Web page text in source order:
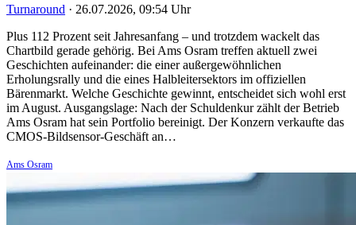
Turnaround · 26.07.2026, 09:54 Uhr
Plus 112 Prozent seit Jahresanfang – und trotzdem wackelt das
Chartbild gerade gehörig. Bei Ams Osram treffen aktuell zwei
Geschichten aufeinander: die einer außergewöhnlichen
Erholungsrally und die eines Halbleitersektors im offiziellen
Bärenmarkt. Welche Geschichte gewinnt, entscheidet sich wohl erst
im August. Ausgangslage: Nach der Schuldenkur zählt der Betrieb
Ams Osram hat sein Portfolio bereinigt. Der Konzern verkaufte das
CMOS-Bildsensor-Geschäft an…
Ams Osram